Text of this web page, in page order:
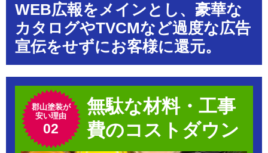
WEB広報をメインとし、豪華な
カタログやTVCMなど過度な広告
宣伝をせずにお客様に還元。
郡山塗装が
安い理由
02
無駄な材料・工事
費のコストダウン